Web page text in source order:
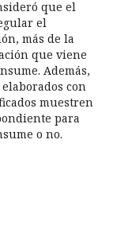
que el
el
más de la
que viene
Además,
con
muestren
para
o no.